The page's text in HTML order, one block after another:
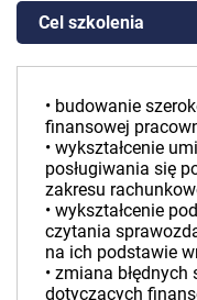
Cel szkolenia
• budowanie
finansowej
• wykształcenie
posługiwania się
zakresu
• wykształcenie
czytania
na ich podstawie
• zmiana
dotyczących